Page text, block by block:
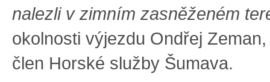
nalezli v zimním zasněženém
okolnosti výjezdu Ondřej
člen Horské služby Šumava.